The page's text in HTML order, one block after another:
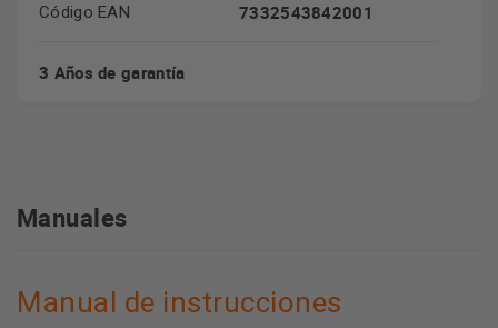
Código EAN 7332543842001
3 Años de garantía
Manuales
Manual de instrucciones